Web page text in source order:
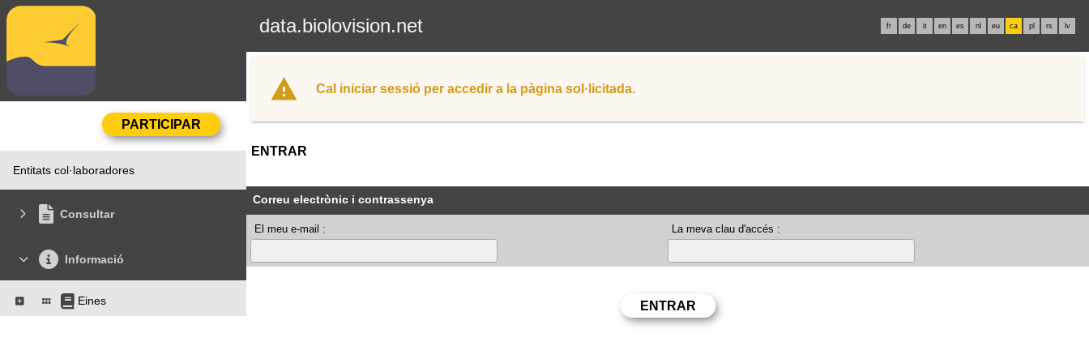
data.biolovision.net fr de it en es nl eu ca pl rs lv
Entitats col·laboradores
Consultar
Informació
Eines
Cal iniciar sessió per accedir a la pàgina sol·licitada.
ENTRAR
Correu electrònic i contrassenya
El meu e-mail : La meva clau d'accés :